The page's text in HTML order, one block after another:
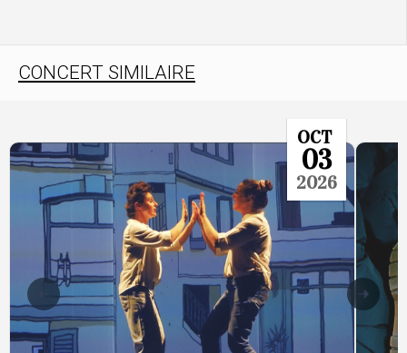
CONCERT SIMILAIRE
OCT
03
2026